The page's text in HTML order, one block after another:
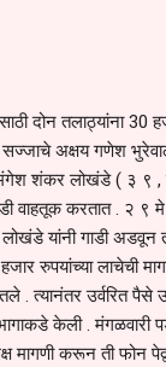
दोन तलाठ्यांना 30
सज्जाचे अक्षय गणेश
शंकर लोखंडे ( ३ ९ ,
वाहतूक करतात . २ ९
यांनी गाडी
रुपयांच्या लाचेची
त्यानंतर उर्वरित पैसे
केली . मंगळवारी
करून ती फोन